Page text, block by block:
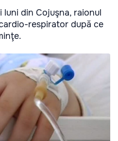
din Cojuşna, raionul
respirator după ce